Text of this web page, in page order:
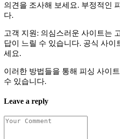
의견을 조사해 보세요. 부정적인
다.
고객 지원: 의심스러운 사이트는
답이 느릴 수 있습니다. 공식 사이
세요.
이러한 방법들을 통해 피싱 사이
수 있습니다.
Leave a reply